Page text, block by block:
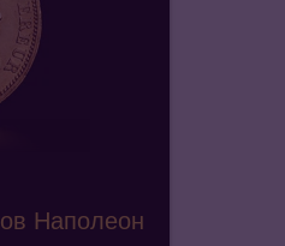
Наполеон